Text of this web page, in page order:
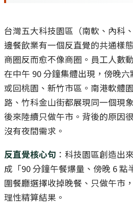
台灣五大科技園區（南軟、內科
邊餐飲業有一個反直覺的共通樣
商圈反而愈不像商圈。員工人數
在中午 90 分鐘集體出現，傍晚
或回桃園、新竹市區。南港軟體
路、竹科金山街都展現同一個現
後來陸續只做午市。背後的原因
沒有夜間需求。
反直覺核心句 ：科技園區創造出
成「90 分鐘午餐爆量、傍晚 6 點
圍餐廳選擇收掉晚餐、只做午市
理性精算結果。